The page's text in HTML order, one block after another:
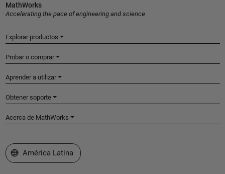
MathWorks
Accelerating the pace of engineering and science
Explorar productos
Probar o comprar
Aprender a utilizar
Obtener soporte
Acerca de MathWorks
Seleccione un país/idioma
América Latina